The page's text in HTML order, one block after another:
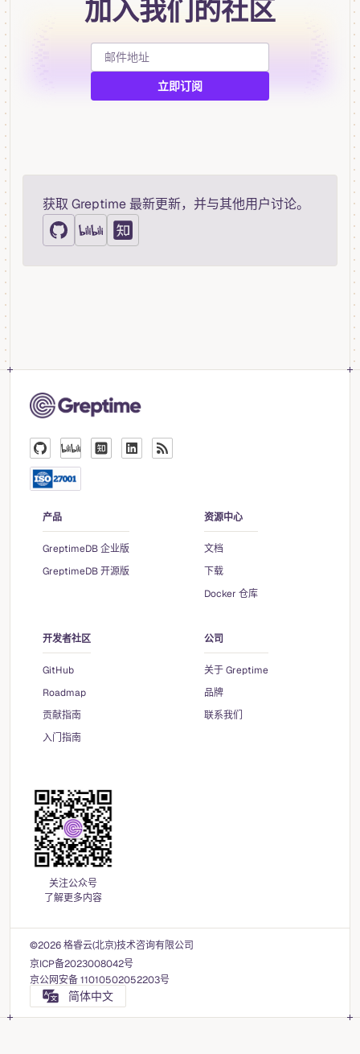
加入我们的社区
获取 Greptime 最新更新，并与其他用户讨论。
产品
GreptimeDB 企业版
GreptimeDB 开源版
资源中心
文档
下载
Docker 仓库
开发者社区
GitHub
Roadmap
贡献指南
入门指南
公司
关于 Greptime
品牌
联系我们
关注公众号
了解更多内容
©2026 格睿云(北京)技术咨询有限公司
京ICP备2023008042号
京公网安备 11010502052203号
简体中文